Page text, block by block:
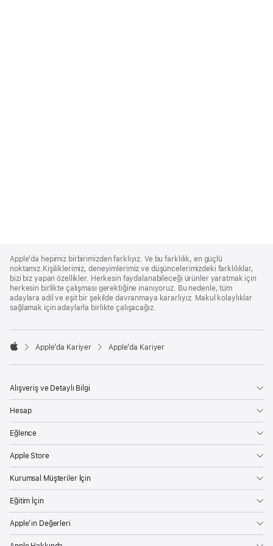
Footer
Apple’da hepimiz birbirimizden farklıyız. Ve bu farklılık, en güçlü
noktamız.Kişiliklerimiz, deneyimlerimiz ve düşüncelerimizdeki farklılıklar,
bizi biz yapan özellikler. Herkesin faydalanabileceği ürünler yaratmak için
herkesin birlikte çalışması gerektiğine inanıyoruz. Bu nedenle, tüm
adaylara adil ve eşit bir şekilde davranmaya kararlıyız. Makul kolaylıklar
sağlamak için adaylarla birlikte çalışacağız.

Apple’da Kariyer Apple’da Kariyer
Alışveriş ve Detaylı Bilgi
Hesap
Eğlence
Apple Store
Kurumsal Müşteriler İçin
Eğitim İçin
Apple’ın Değerleri